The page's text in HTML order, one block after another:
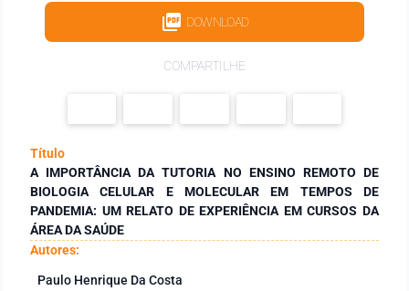
DOWNLOAD
COMPARTILHE
Título
A IMPORTÂNCIA DA TUTORIA NO ENSINO REMOTO DE
BIOLOGIA CELULAR E MOLECULAR EM TEMPOS DE
PANDEMIA: UM RELATO DE EXPERIÊNCIA EM CURSOS DA
ÁREA DA SAÚDE
Autores:
Paulo Henrique Da Costa